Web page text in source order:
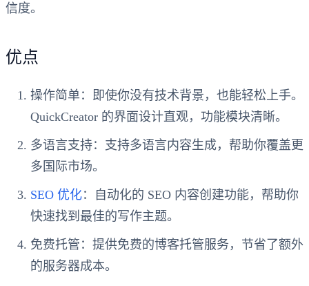
信度。
优点
操作简单 ：即使你没有技术背景，也能轻松上手。
QuickCreator 的界面设计直观，功能模块清晰。
多语言支持：支持多语言内容生成，帮助你覆盖更
多国际市场。
SEO 优化：自动化的 SEO 内容创建功能，帮助你
快速找到最佳的写作主题。
免费托管 ：提供免费的博客托管服务，节省了额外
的服务器成本。